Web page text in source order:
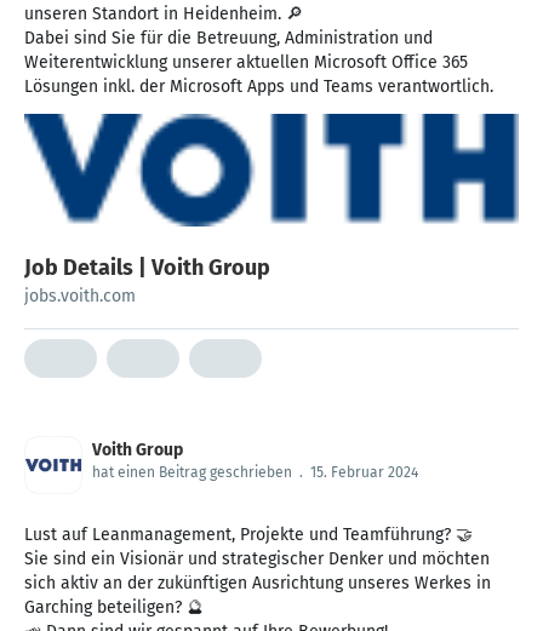
unseren Standort in Heidenheim. 🔎
Dabei sind Sie für die Betreuung, Administration und
Weiterentwicklung unserer aktuellen Microsoft Office 365
Lösungen inkl. der Microsoft Apps und Teams verantwortlich.
Job Details | Voith Group
jobs.voith.com
Voith Group
hat einen Beitrag geschrieben . 15. Februar 2024
Lust auf Leanmanagement, Projekte und Teamführung? 🤝
Sie sind ein Visionär und strategischer Denker und möchten
sich aktiv an der zukünftigen Ausrichtung unseres Werkes in
Garching beteiligen? 🔮